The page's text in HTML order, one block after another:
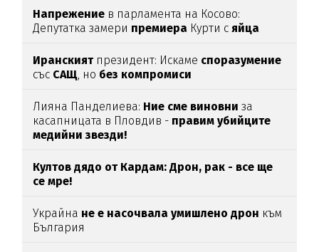
Напрежение в парламента на Косово:
Депутатка замери премиера Курти сяйца
Иранскиятпрезидент: Искаме споразумение
със САЩ, но без компромиси
Лияна Панделиева: Ние сме виновниза
касапницата в Пловдив - правим убийците
медийни звезди!
Култов дядо от Кардам: Дрон, рак - все ще
се мре!
Украйна не е насочвала умишлено дрон към
България